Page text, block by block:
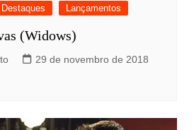
Destaques Lançamentos
(Widows)
29 de novembro de 2018